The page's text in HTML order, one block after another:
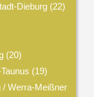
Dieburg(22)
(20)
(19)
/ Werra-Meißner